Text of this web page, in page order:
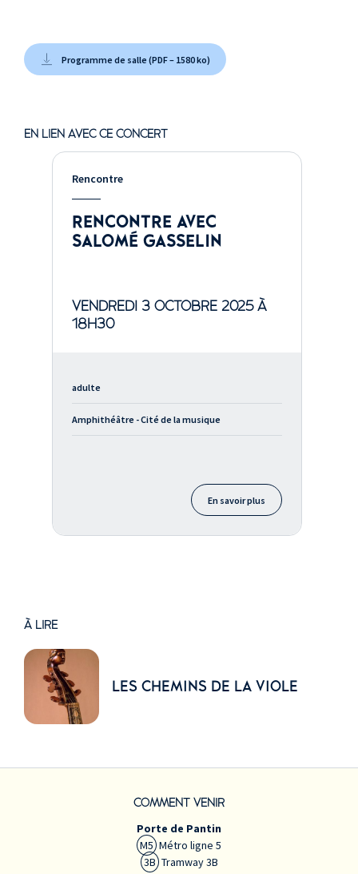
Programme de salle (PDF – 1580 ko)
EN LIEN AVEC CE CONCERT
Rencontre
RENCONTRE AVEC
SALOMÉ GASSELIN
VENDREDI 3 OCTOBRE 2025 À
18H30
adulte
Amphithéâtre - Cité de la musique
En savoir plus
À LIRE
LES CHEMINS DE LA VIOLE
COMMENT VENIR
Porte de Pantin
M5 Métro ligne 5
3B Tramway 3B